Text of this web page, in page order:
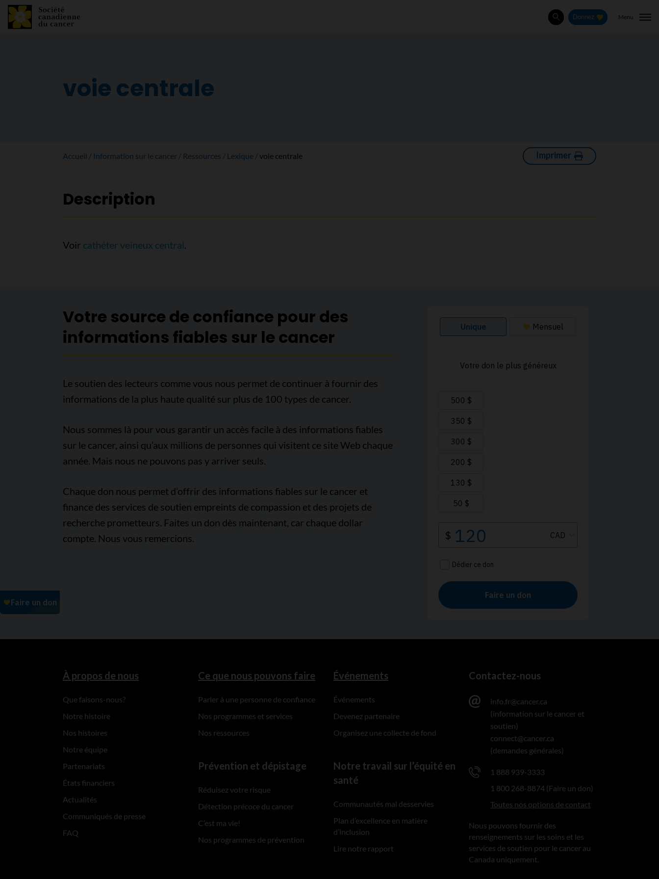
Rechercher
Donnez Menu
voie centrale
Accueil Information sur le cancer Ressources Lexique voie centrale Imprimer
Description
Voir cathéter veineux central.
Votre source de confiance pour des
informations fiables sur le cancer
Le soutien des lecteurs comme vous nous permet de continuer à fournir des
informations de la plus haute qualité sur plus de 100 types de cancer.
Nous sommes là pour vous garantir un accès facile à des informations fiables
sur le cancer, ainsi qu’aux millions de personnes qui visitent ce site Web chaque
année. Mais nous ne pouvons pas y arriver seuls.
Chaque don nous permet d’offrir des informations fiables sur le cancer et
finance des services de soutien empreints de compassion et des projets de
recherche prometteurs. Faites un don dès maintenant, car chaque dollar
compte. Nous vous remercions.
À propos de nous
Que faisons-nous?
Notre histoire
Nos histoires
Notre équipe
Partenariats
États financiers
Actualités
Communiqués de presse
FAQ
Ce que nous pouvons faire
Parler à une personne de confiance
Nos programmes et services
Nos ressources
Prévention et dépistage
Réduisez votre risque
Détection précoce du cancer
C’est ma vie!
Nos programmes de prévention
Événements
Événements
Devenez partenaire
Organisez une collecte de fond
Notre travail sur l’équité en
santé
Communautés mal desservies
Plan d’excellence en matière
d’inclusion
Lire notre rapport
Contactez-nous
info.fr@cancer.ca
(information sur le cancer et
soutien)
connect@cancer.ca
(demandes générales)
1 888 939-3333
1 800 268-8874 (Faire un don)
Toutes nos options de contact
Nous pouvons fournir des
renseignements sur les soins et les
services de soutien pour le cancer au
Canada uniquement.